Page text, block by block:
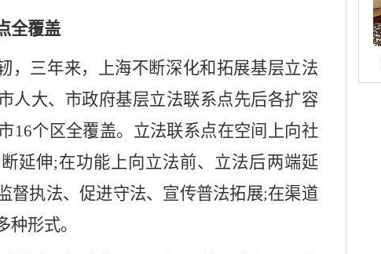
全覆盖
，三年来，上海不断深化和拓展基层立法
人大、市政府基层立法联系点先后各扩容
16个区全覆盖。立法联系点在空间上向社
延伸;在功能上向立法前、立法后两端延
督执法、促进守法、宣传普法拓展;在渠道
种形式。